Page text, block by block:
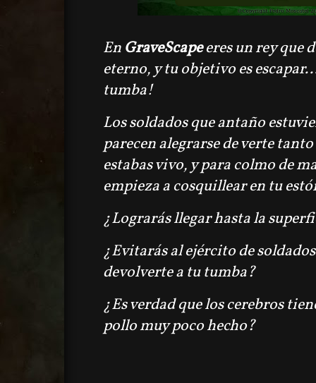
EnGraveScapeeres un rey que
eterno, y tu objetivo es
tumba!
Los soldados que antaño
parecen alegrarse de verte
estabas vivo, y para colmo de
empieza a cosquillear en tu
¿Lograrás llegar hasta la
¿Evitarás al ejército de
devolverte a tu tumba?
¿Es verdad que los cerebros
pollo muy poco hecho?